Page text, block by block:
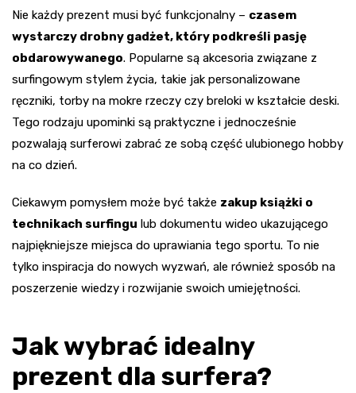
Nie każdy prezent musi być funkcjonalny – czasem
wystarczy drobny gadżet, który podkreśli pasję
obdarowywanego. Popularne są akcesoria związane z
surfingowym stylem życia, takie jak personalizowane
ręczniki, torby na mokre rzeczy czy breloki w kształcie deski.
Tego rodzaju upominki są praktyczne i jednocześnie
pozwalają surferowi zabrać ze sobą część ulubionego hobby
na co dzień.
Ciekawym pomysłem może być także zakup książki o
technikach surfingu lub dokumentu wideo ukazującego
najpiękniejsze miejsca do uprawiania tego sportu. To nie
tylko inspiracja do nowych wyzwań, ale również sposób na
poszerzenie wiedzy i rozwijanie swoich umiejętności.
Jak wybrać idealny
prezent dla surfera?